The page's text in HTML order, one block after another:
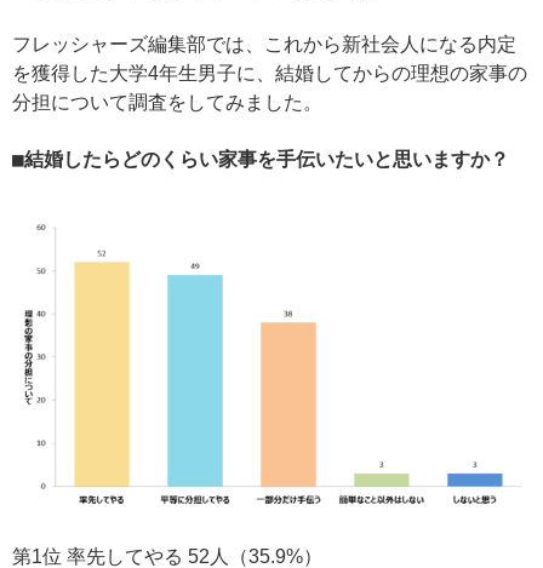
フレッシャーズ編集部では、これから新社会人になる内定
を獲得した大学4年生男子に、結婚してからの理想の家事の
分担について調査をしてみました。
■結婚したらどのくらい家事を手伝いたいと思いますか？
第1位 率先してやる 52人（35.9%）